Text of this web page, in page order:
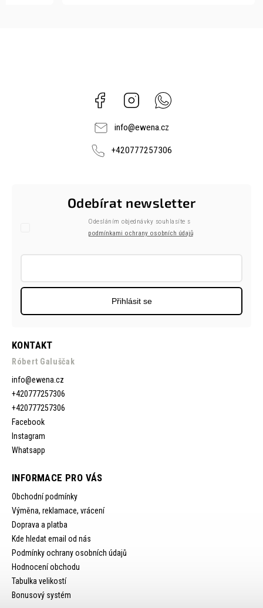
Facebook Instagram
info@ewena.cz
+420777257306
KONTAKT
Róbert Galuščak
info@ewena.cz
+420777257306
+420777257306
Facebook
Instagram
Whatsapp
INFORMACE PRO VÁS
Obchodní podmínky
Výměna, reklamace, vrácení
Doprava a platba
Kde hledat email od nás
Podmínky ochrany osobních údajů
Hodnocení obchodu
Tabulka velikostí
Bonusový systém
Odebírat newsletter
Odesláním objednávky souhlasíte s
podmínkami ochrany osobních údajů
Přihlásit se